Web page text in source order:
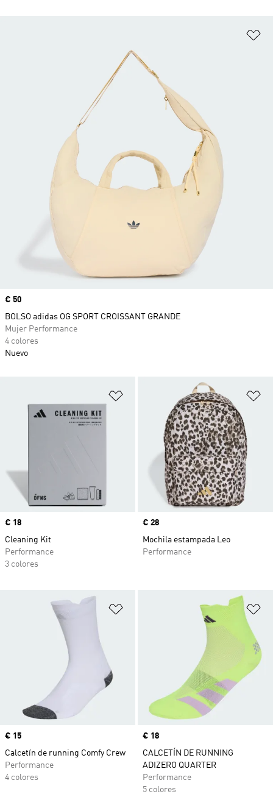
Añadir a la lista de deseos
Precio
€ 18
Cleaning Kit
Performance
3 colores
Precio
€ 28
Mochila estampada Leo
Performance
Añadir a la lista de deseos
Precio
€ 15
Calcetín de running Comfy Crew
Performance
4 colores
Precio
€ 18
CALCETÍN DE RUNNING
ADIZERO QUARTER
Performance
5 colores
Precio
€ 50
BOLSO adidas OG SPORT CROISSANT GRANDE
Mujer Performance
4 colores
Nuevo